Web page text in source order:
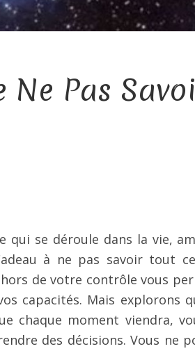
Ne Pas
se déroule dans la vie,
à ne pas savoir tout
de votre contrôle vous
capacités. Mais explorons
chaque moment viendra,
des décisions. Vous ne